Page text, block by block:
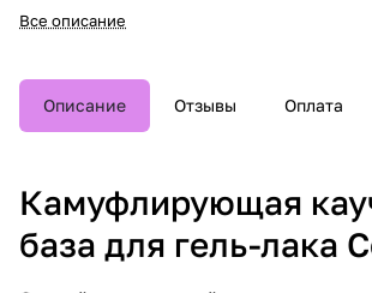
Все описание
Описание Отзывы Оплата
Камуфлирующая
база для гель-лака